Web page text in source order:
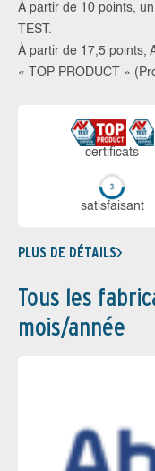
À partir de 10 points,
TEST.
À partir de 17,5 points,
« TOP PRODUCT »
certi­ficats
sa­tis­fai­sant
PLUS DE DÉTAILS
Tous les
mois/année